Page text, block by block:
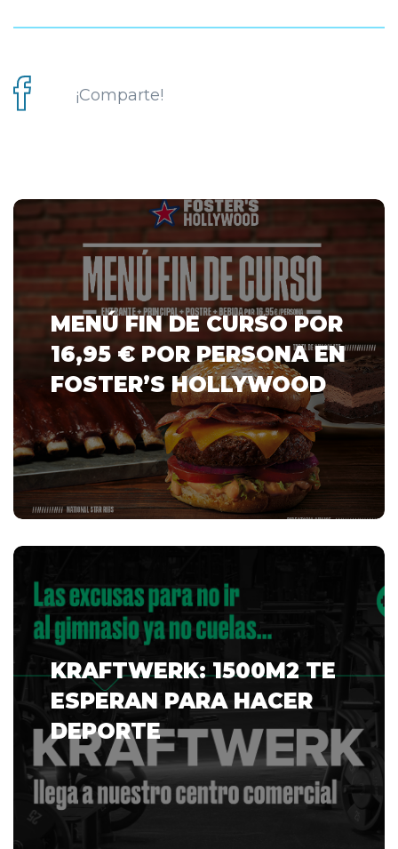
¡Comparte!
MENÚ FIN DE CURSO POR
16,95 € POR PERSONA EN
FOSTER’S HOLLYWOOD
KRAFTWERK: 1500M2 TE
ESPERAN PARA HACER
DEPORTE